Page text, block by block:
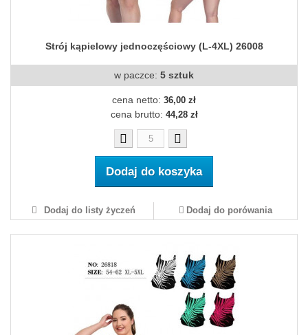
Strój kąpielowy jednoczęściowy (L-4XL) 26008
w paczce: 5 sztuk
cena netto: 36,00 zł
cena brutto: 44,28 zł
Dodaj do koszyka
Dodaj do listy życzeń Dodaj do porówania